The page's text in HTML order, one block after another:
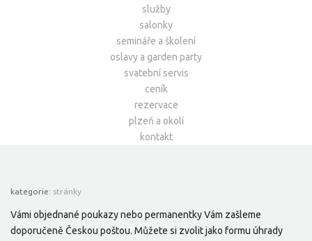
služby
salonky
semináře a školení
oslavy a garden party
svatební servis
ceník
rezervace
plzeň a okolí
kontakt
kategorie: stránky
Vámi objednané poukazy nebo permanentky Vám zašleme
doporučeně Českou poštou. Můžete si zvolit jako formu úhrady